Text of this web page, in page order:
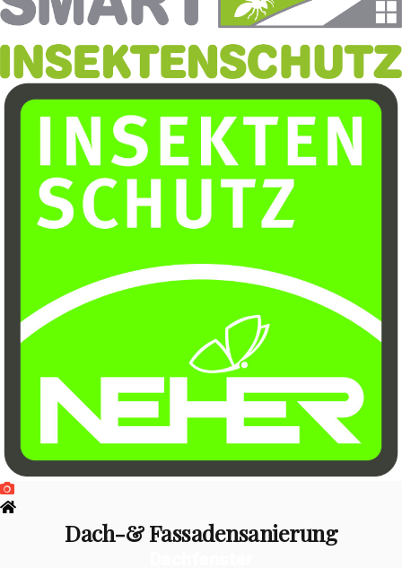
Dach-& Fassadensanierung